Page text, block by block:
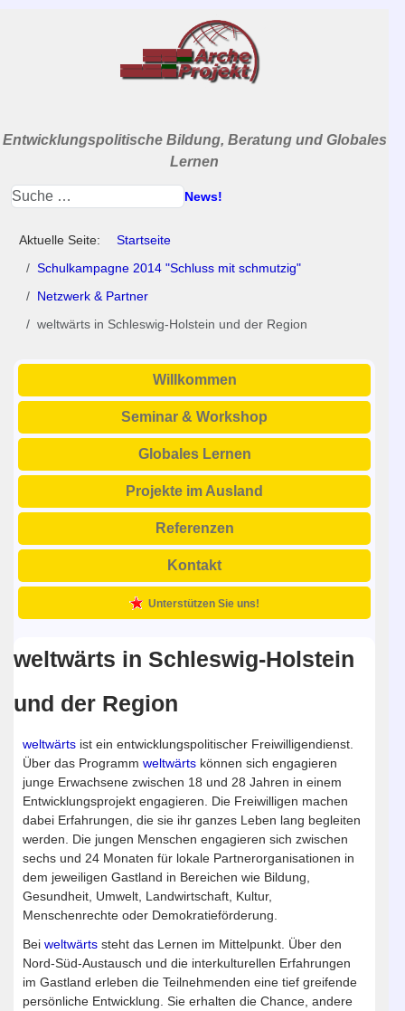
Entwicklungspolitische Bildung, Beratung und Globales
Lernen
News!
Aktuelle Seite:
Startseite
Schulkampagne 2014 "Schluss mit schmutzig"
Netzwerk & Partner
weltwärts in Schleswig-Holstein und der Region
Willkommen
Seminar & Workshop
Globales Lernen
Projekte im Ausland
Referenzen
Kontakt
Unterstützen Sie uns!
weltwärts in Schleswig-Holstein
und der Region
weltwärts ist ein entwicklungspolitischer Freiwilligendienst.
Über das Programm weltwärts können sich engagieren
junge Erwachsene zwischen 18 und 28 Jahren in einem
Entwicklungsprojekt engagieren. Die Freiwilligen machen
dabei Erfahrungen, die sie ihr ganzes Leben lang begleiten
werden. Die jungen Menschen engagieren sich zwischen
sechs und 24 Monaten für lokale Partnerorganisationen in
dem jeweiligen Gastland in Bereichen wie Bildung,
Gesundheit, Umwelt, Landwirtschaft, Kultur,
Menschenrechte oder Demokratieförderung.
Bei weltwärts steht das Lernen im Mittelpunkt. Über den
Nord-Süd-Austausch und die interkulturellen Erfahrungen
im Gastland erleben die Teilnehmenden eine tief greifende
persönliche Entwicklung. Sie erhalten die Chance, andere